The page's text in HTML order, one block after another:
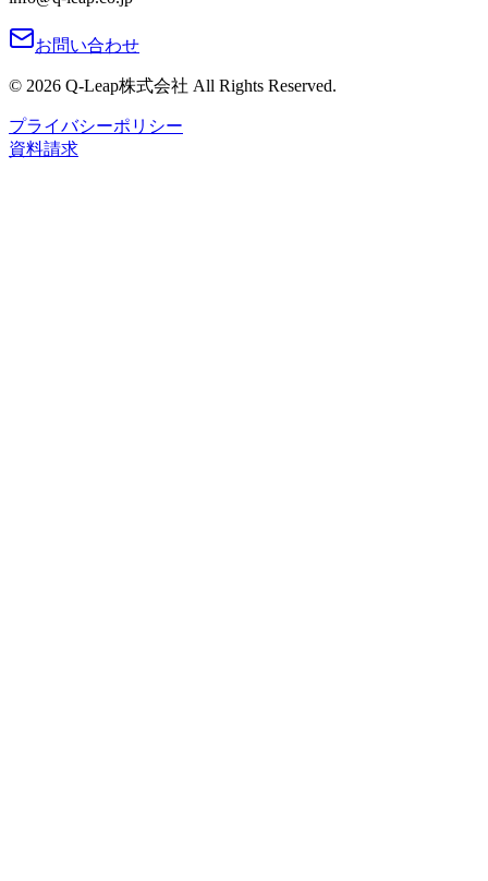
お問い合わせ
© 2026 Q-Leap株式会社 All Rights Reserved.
プライバシーポリシー
資料請求